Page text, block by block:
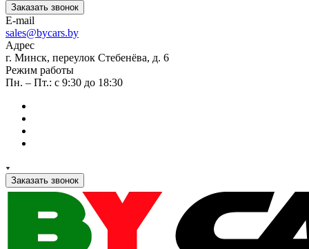
Заказать звонок
E-mail
sales@bycars.by
Адрес
г. Минск, переулок Стебенёва, д. 6
Режим работы
Пн. – Пт.: с 9:30 до 18:30
Заказать звонок